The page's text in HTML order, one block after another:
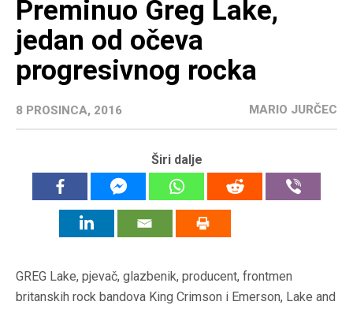
Preminuo Greg Lake,
jedan od očeva
progresivnog rocka
8 PROSINCA, 2016 MARIO JURČEC
Širi dalje
GREG Lake, pjevač, glazbenik, producent, frontmen
britanskih rock bandova King Crimson i Emerson, Lake and